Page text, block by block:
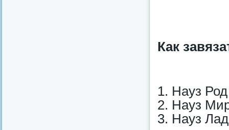
Как
1. Науз
2. Науз
3. Науз